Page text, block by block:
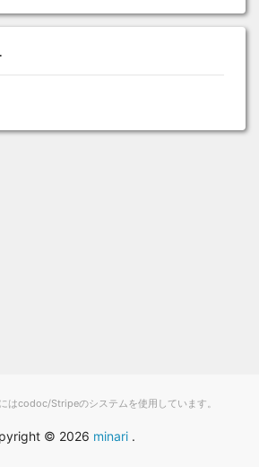
はcodoc/Stripeのシステムを使用しています。
© 2026 minari.